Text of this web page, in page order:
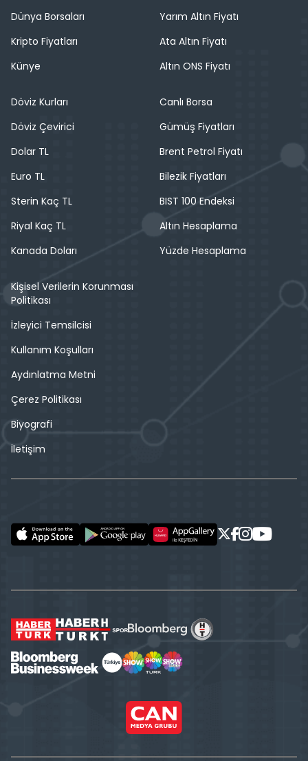
Dünya Borsaları
Kripto Fiyatları
Künye
Yarım Altın Fiyatı
Ata Altın Fiyatı
Altın ONS Fiyatı
Döviz Kurları
Döviz Çevirici
Dolar TL
Euro TL
Sterin Kaç TL
Riyal Kaç TL
Kanada Doları
Canlı Borsa
Gümüş Fiyatları
Brent Petrol Fiyatı
Bilezik Fiyatları
BIST 100 Endeksi
Altın Hesaplama
Yüzde Hesaplama
Kişisel Verilerin Korunması
Politikası
İzleyici Temsilcisi
Kullanım Koşulları
Aydınlatma Metni
Çerez Politikası
Biyografi
İletişim